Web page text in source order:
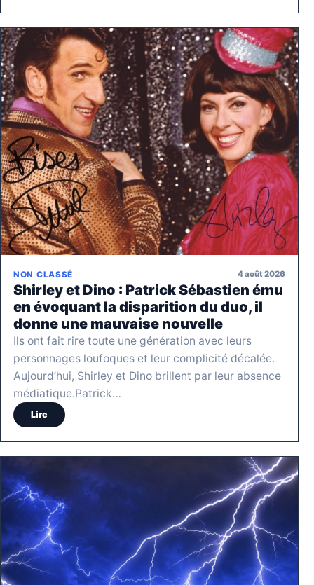
NON CLASSÉ 4 août 2026
Shirley et Dino : Patrick Sébastien ému
en évoquant la disparition du duo, il
donne une mauvaise nouvelle
Ils ont fait rire toute une génération avec leurs
personnages loufoques et leur complicité décalée.
Aujourd’hui, Shirley et Dino brillent par leur absence
médiatique.Patrick…
Lire